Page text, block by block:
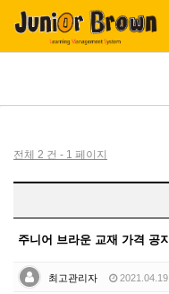
전체 2 건 - 1 페이지
주니어 브라운 교재 가격 공지
최고관리자 2021.04.19